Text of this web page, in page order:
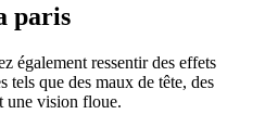
paris
également ressentir des effets
tels que des maux de tête, des
une vision floue.